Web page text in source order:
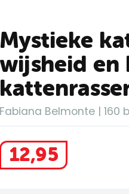
Mystieke
wijsheid en
Fabiana Belmonte | 160
12,95